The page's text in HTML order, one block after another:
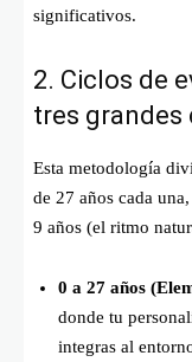
significativos.
2. Ciclos de
tres grandes
Esta metodología
de 27 años cada
9 años (el ritmo
0 a 27 años
donde tu
integras al